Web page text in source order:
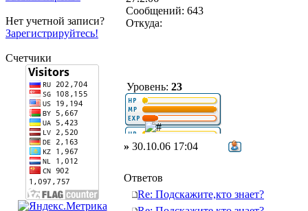
Нет учетной записи?
Зарегистрируйтесь!
Счетчики
Сообщений: 643
Откуда:
Уровень: 23
» 30.10.06 17:04
Ответов
Re: Подскажите,кто знает?